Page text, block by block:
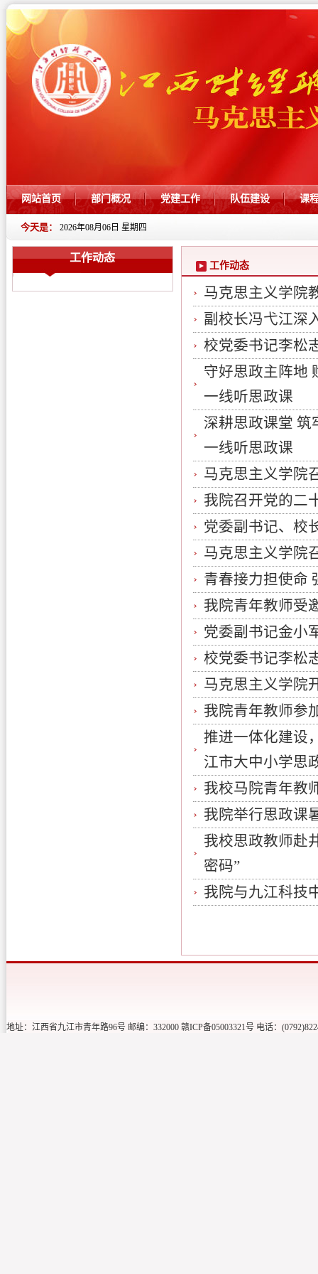
网站首页 部门概况 党建工作 队伍建设 课
今天是： 2026年08月06日 星期四
工作动态
工作动态
马克思主义学院
副校长冯弋江深
校党委书记李松
守好思政主阵地
一线听思政课
深耕思政课堂
一线听思政课
马克思主义学院
我院召开党的二
党委副书记、校
马克思主义学院
青春接力担使命
我院青年教师受
党委副书记金小
校党委书记李松
马克思主义学院
我院青年教师参
推进一体化建设
江市大中小学思
我校马院青年教
我院举行思政课
我校思政教师赴
密码”
我院与九江科技
地址：江西省九江市青年路96号 邮编：332000 赣ICP备05003321号 电话：